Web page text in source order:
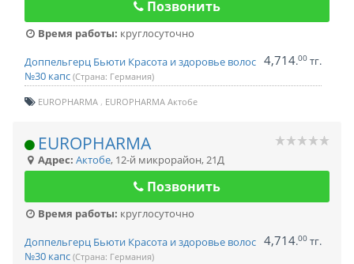
Позвонить
Время работы: круглосуточно
Доппельгерц Бьюти Красота и здоровье волос
№30 капс (Страна: Германия)
4,714.00 тг.
EUROPHARMA EUROPHARMA Актобе
EUROPHARMA
Адрес: Актобе, 12-й микрорайон, 21Д
Позвонить
Время работы: круглосуточно
Доппельгерц Бьюти Красота и здоровье волос
№30 капс (Страна: Германия)
4,714.00 тг.